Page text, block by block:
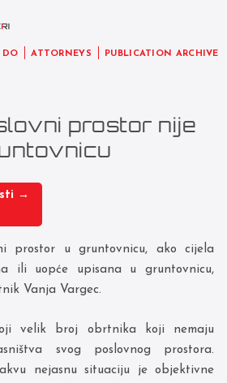
DO ATTORNEYS PUBLICATION ARCHIVE
prostor nije
→
prostor u gruntovnicu, ako cijela
ili uopće upisana u gruntovnicu,
Vanja Vargec.
velik broj obrtnika koji nemaju
svog poslovnog prostora.
nejasnu situaciju je objektivne